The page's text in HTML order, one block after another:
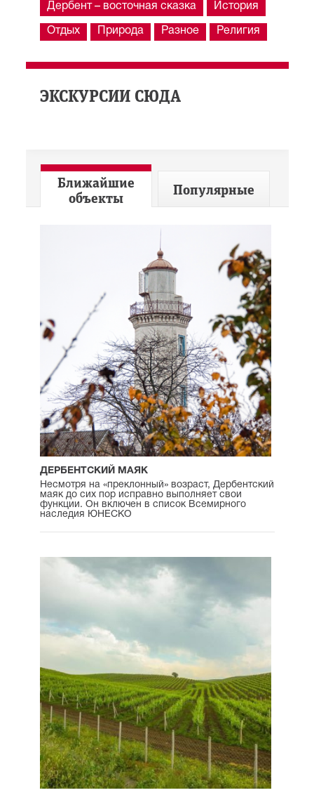
Дербент – восточная сказка История
Отдых Природа Разное Религия
ЭКСКУРСИИ СЮДА
Ближайшие
объекты
Популярные
ДЕРБЕНТСКИЙ МАЯК
Несмотря на «преклонный» возраст, Дербентский
маяк до сих пор исправно выполняет свои
функции. Он включен в список Всемирного
наследия ЮНЕСКО